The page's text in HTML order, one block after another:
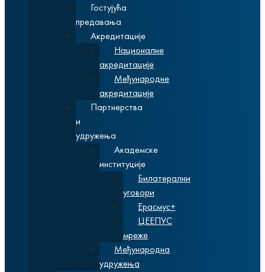
Гостујућа
предавања
Акредитације
Националне
акредитације
Међународне
акредитације
Партнерства
и
удружења
Академске
институције
Билатерални
уговори
Ерасмус+
ЦЕЕПУС
мреже
Међународна
удружења